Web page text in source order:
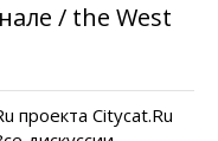
/ the West
проекта Citycat.Ru